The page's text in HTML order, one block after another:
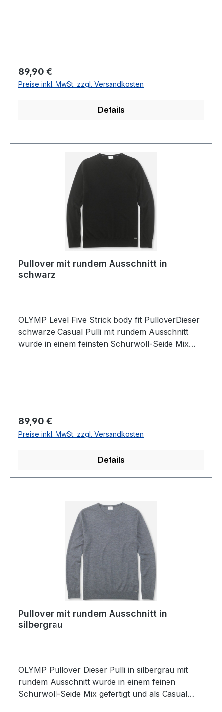
Ausschnitt85 % Schurwolle 15 % Seide30 °
waschbarModell.: 0151/11/19
Regulärer Preis:
89,90 €
Preise inkl. MwSt. zzgl. Versandkosten
Details
Pullover mit rundem Ausschnitt in
schwarz
OLYMP Level Five Strick body fit PulloverDieser
schwarze Casual Pulli mit rundem Ausschnitt
wurde in einem feinsten Schurwoll-Seide Mix
Ausschnitt85 % Schurwolle 15 % Seide30 °
waschbarModell.: 0151/11/68
Regulärer Preis:
89,90 €
Preise inkl. MwSt. zzgl. Versandkosten
Details
Pullover mit rundem Ausschnitt in
silbergrau
OLYMP Pullover Dieser Pulli in silbergrau mit
rundem Ausschnitt wurde in einem feinen
Schurwoll-Seide Mix gefertigt und als Casual